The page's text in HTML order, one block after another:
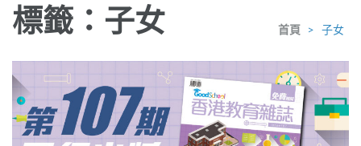
標籤：子女 首頁 > 子女